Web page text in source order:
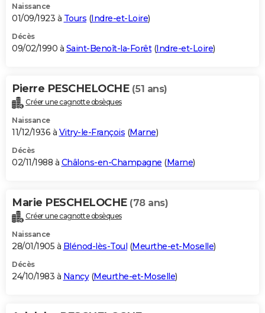
Naissance
01/09/1923 à Tours (Indre-et-Loire)
Décès
09/02/1990 à Saint-Benoît-la-Forêt(Indre-et-Loire)
Pierre PESCHELOCHE (51 ans)
Créer une cagnotte obsèques
Naissance
11/12/1936 à Vitry-le-François (Marne)
Décès
02/11/1988 à Châlons-en-Champagne (Marne)
Marie PESCHELOCHE (78 ans)
Créer une cagnotte obsèques
Naissance
28/01/1905 à Blénod-lès-Toul (Meurthe-et-Moselle)
Décès
24/10/1983 à Nancy(Meurthe-et-Moselle)